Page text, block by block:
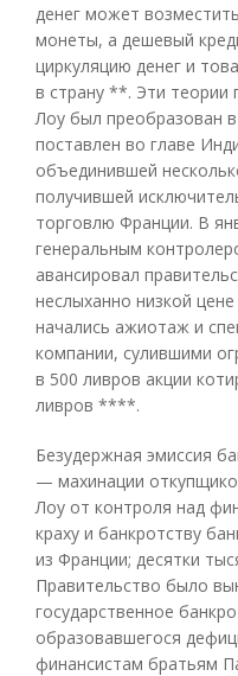
денег может
монеты, а дешевый
циркуляцию денег и
в страну **. Эти теории
Лоу был преобразован
поставлен во главе
объединившей
получившей
торговлю Франции. В
генеральным
авансировал
неслыханно низкой
начались ажиотаж и
компании, сулившими
в 500 ливров акции
ливров ****.
Безудержная эмиссия
— махинации
Лоу от контроля над
краху и банкротству
из Франции; десятки
Правительство было
государственное
образовавшегося
финансистам братьям